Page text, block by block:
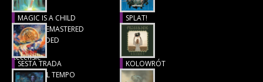
CONCERTBEZOEK
LINKS
MAGIC IS A CHILD
(1977), REMASTERED
& EXTENDED
Recensie
SPLAT!
Recensie
SESTA TRADA
LUNGO IL TEMPO
KOLOWRÓT